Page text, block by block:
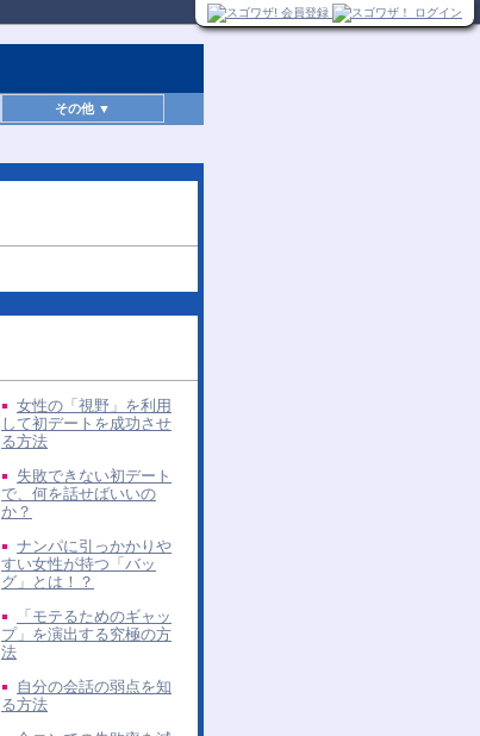
その他 ▼
女性の「視野」を利用
して初デートを成功させ
る方法
失敗できない初デート
で、何を話せばいいの
か？
ナンパに引っかかりや
すい女性が持つ「バッ
グ」とは！？
「モテるためのギャッ
プ」を演出する究極の方
法
自分の会話の弱点を知
る方法